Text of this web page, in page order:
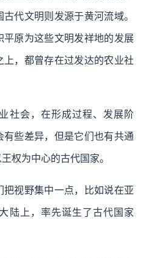
代文明则发源于黄河流域。
原为这些文明发祥地的发展
，都曾存在过发达的农业社
社会，在形成过程、发展阶
些差异，但是它们也有共通
权为中心的古代国家。
视野集中一点，比如说在亚
陆上，率先诞生了古代国家